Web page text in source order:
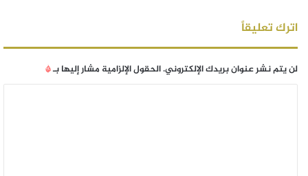
اترك تعليقاً
لن يتم نشر عنوان بريدك الإلكتروني.الحقول الإلزامية مشار إليها بـ*